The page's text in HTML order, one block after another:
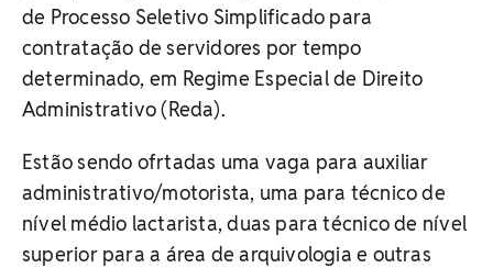
de Processo Seletivo Simplificado para
contratação de servidores por tempo
determinado, em Regime Especial de Direito
Administrativo (Reda).
Estão sendo ofrtadas uma vaga para auxiliar
administrativo/motorista, uma para técnico de
nível médio lactarista, duas para técnico de nível
superior para a área de arquivologia e outras